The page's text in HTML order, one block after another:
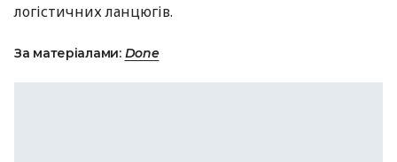
логістичних ланцюгів.
За матеріалами: Done